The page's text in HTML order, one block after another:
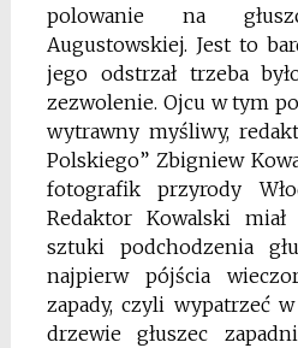
polowanie na
Augustowskiej. Jest to
jego odstrzał trzeba
zezwolenie. Ojcu w tym
wytrawny myśliwy,
Polskiego” Zbigniew
fotografik przyrody
Redaktor Kowalski
sztuki podchodzenia
najpierw pójścia
zapady, czyli wypatrzeć
drzewie głuszec